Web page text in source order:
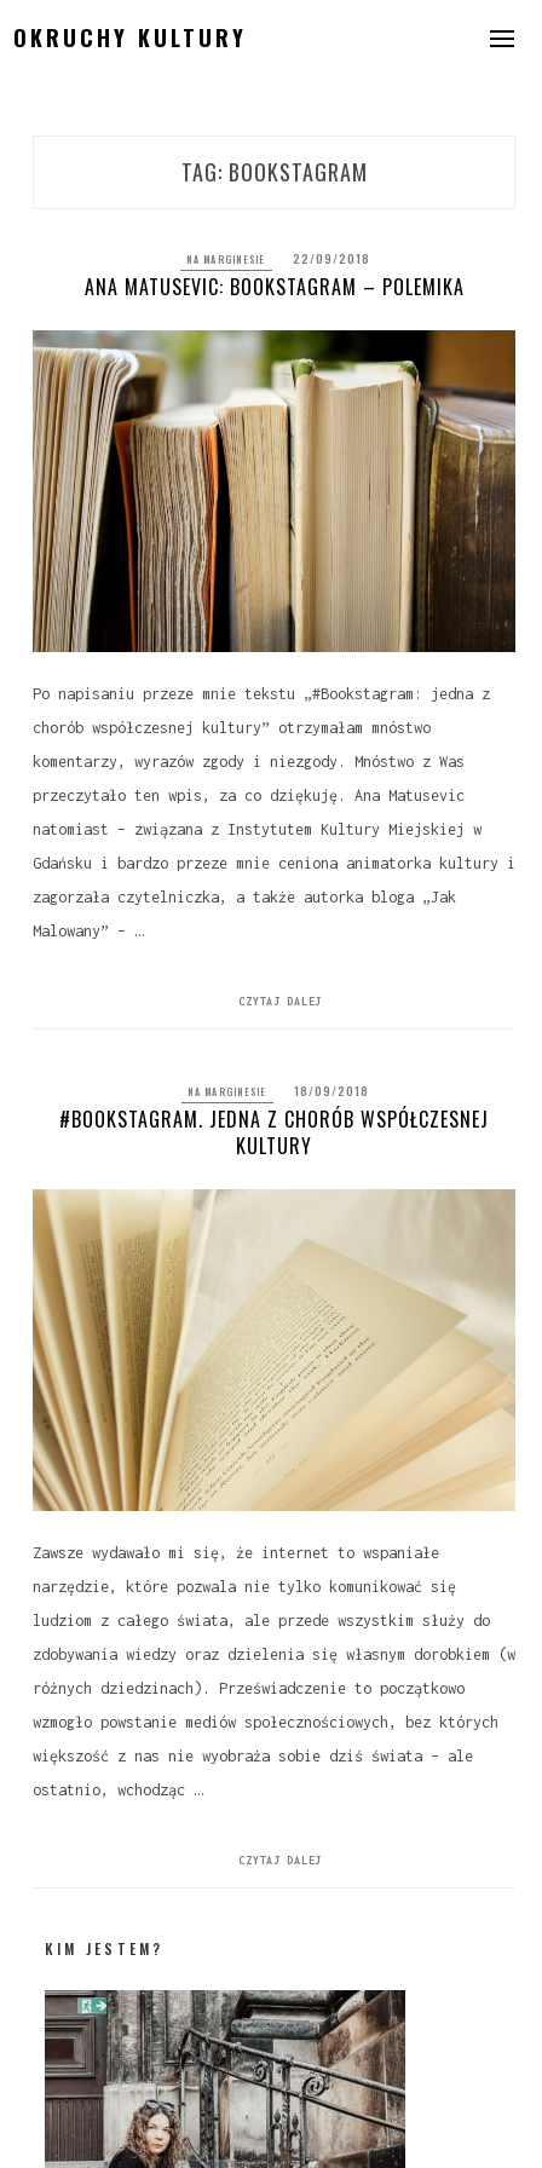
toOKRUCHY KULTURY
TAG: BOOKSTAGRAM
NA MARGINESIE 22/09/2018
ANA MATUSEVIC: BOOKSTAGRAM – POLEMIKA
Po napisaniu przeze mnie tekstu „#Bookstagram: jedna z
chorób współczesnej kultury” otrzymałam mnóstwo
komentarzy, wyrazów zgody i niezgody. Mnóstwo z Was
przeczytało ten wpis, za co dziękuję. Ana Matusevic
natomiast – związana z Instytutem Kultury Miejskiej w
Gdańsku i bardzo przeze mnie ceniona animatorka kultury i
zagorzała czytelniczka, a także autorka bloga „Jak
Malowany” – …
CZYTAJ DALEJ
NA MARGINESIE 18/09/2018
#BOOKSTAGRAM. JEDNA Z CHORÓB WSPÓŁCZESNEJ
KULTURY
Zawsze wydawało mi się, że internet to wspaniałe
narzędzie, które pozwala nie tylko komunikować się
ludziom z całego świata, ale przede wszystkim służy do
zdobywania wiedzy oraz dzielenia się własnym dorobkiem (w
różnych dziedzinach). Przeświadczenie to początkowo
wzmogło powstanie mediów społecznościowych, bez których
większość z nas nie wyobraża sobie dziś świata – ale
ostatnio, wchodząc …
CZYTAJ DALEJ
KIM JESTEM?